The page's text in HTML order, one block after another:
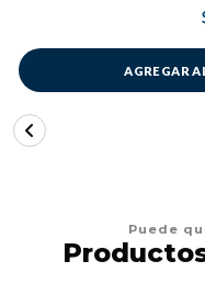
AGREGAR
Puede